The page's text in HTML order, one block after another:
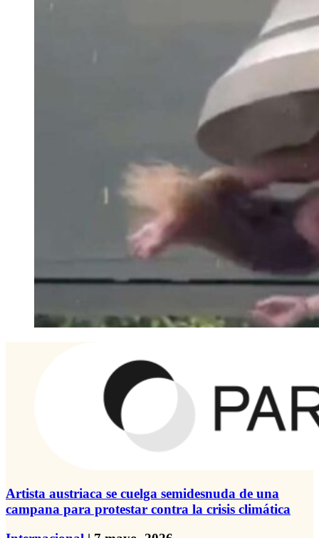
Artista austriaca se cuelga semidesnuda de una
campana para protestar contra la crisis climática